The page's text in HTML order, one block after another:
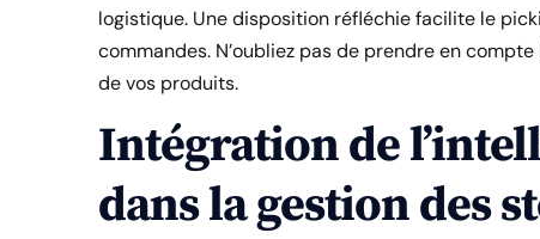
logistique. Une disposition réfléchie facilite le
commandes. N’oubliez pas de prendre en
de vos produits.
Intégration de
dans la gestion des